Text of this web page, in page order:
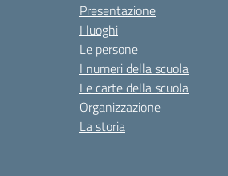
Presentazione
I luoghi
Le persone
I numeri della scuola
Le carte della scuola
Organizzazione
La storia